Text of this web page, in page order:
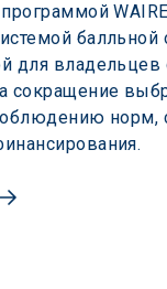
балльной
для владельцев
сокращение
норм,